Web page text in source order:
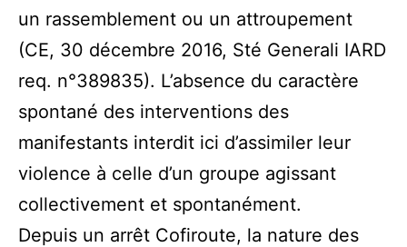
un rassemblement ou un attroupement
(CE, 30 décembre 2016, Sté Generali IARD
req. n°389835). L’absence du caractère
spontané des interventions des
manifestants interdit ici d’assimiler leur
violence à celle d’un groupe agissant
collectivement et spontanément.
Depuis un arrêt Cofiroute, la nature des